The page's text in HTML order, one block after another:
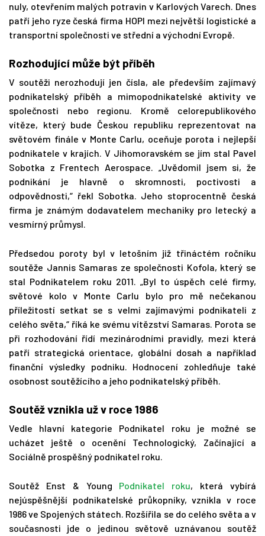
nuly, otevřením malých potravin v Karlových Varech. Dnes
patří jeho ryze česká firma HOPI mezi největší logistické a
transportní společnosti ve střední a východní Evropě.
Rozhodující může být příběh
V soutěži nerozhodují jen čísla, ale především zajímavý
podnikatelský příběh a mimopodnikatelské aktivity ve
společnosti nebo regionu. Kromě celorepublikového
vítěze, který bude Českou republiku reprezentovat na
světovém finále v Monte Carlu, oceňuje porota i nejlepší
podnikatele v krajích. V Jihomoravském se jím stal Pavel
Sobotka z Frentech Aerospace. „Uvědomil jsem si, že
podnikání je hlavně o skromnosti, poctivosti a
odpovědnosti,“ řekl Sobotka. Jeho stoprocentně česká
firma je známým dodavatelem mechaniky pro letecký a
vesmírný průmysl.
Předsedou poroty byl v letošním již třináctém ročníku
soutěže Jannis Samaras ze společnosti Kofola, který se
stal Podnikatelem roku 2011. „Byl to úspěch celé firmy,
světové kolo v Monte Carlu bylo pro mě nečekanou
příležitostí setkat se s velmi zajímavými podnikateli z
celého světa,“ říká ke svému vítězství Samaras. Porota se
při rozhodování řídí mezinárodními pravidly, mezi která
patří strategická orientace, globální dosah a například
finanční výsledky podniku. Hodnocení zohledňuje také
osobnost soutěžícího a jeho podnikatelský příběh.
Soutěž vznikla už v roce 1986
Vedle hlavní kategorie Podnikatel roku je možné se
ucházet ještě o ocenění Technologický, Začínající a
Sociálně prospěšný podnikatel roku.
Soutěž Enst & Young Podnikatel roku, která vybírá
nejúspěšnější podnikatelské průkopníky, vznikla v roce
1986 ve Spojených státech. Rozšířila se do celého světa a v
současnosti jde o jedinou světově uznávanou soutěž